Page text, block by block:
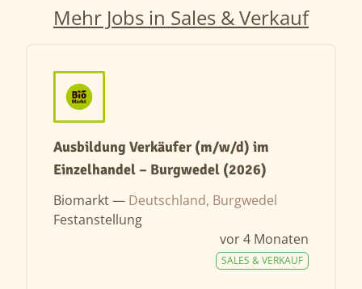
Mehr Jobs in Sales & Verkauf
Ausbildung Verkäufer (m/w/d) im
Einzelhandel – Burgwedel (2026)
Biomarkt — Deutschland, Burgwedel
Festanstellung
vor 4 Monaten
SALES & VERKAUF